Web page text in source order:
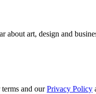
about art, design and
and ourPrivacy Policy